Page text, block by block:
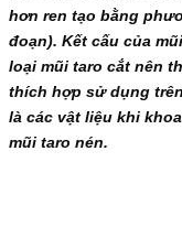
hơn ren tạo bằng
đoạn). Kết cấu của
loại mũi taro cắt nên
thích hợp sử dụng
là các vật liệu khi
mũi taro nén.